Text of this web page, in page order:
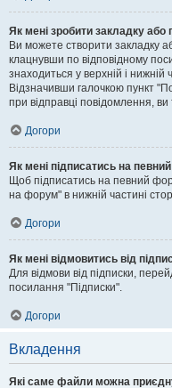
Як мені зробити закладку
Ви можете створити закладку
клацнувши по відповідному
знаходиться у верхній і нижній
Відзначивши галочкою пункт
при відправці повідомлення,
Догори
Як мені підписатись на
Щоб підписатись на певний
на форум" в нижній частині
Догори
Як мені відмовитись від
Для відмови від підписки,
посилання "Підписки".
Догори
Вкладення
Які саме файли можна